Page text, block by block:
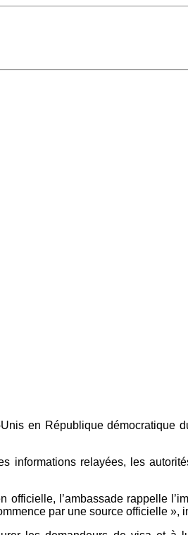
Unis en République
informations relayées, les
officielle, l’ambassade rappelle
par une source officielle »,